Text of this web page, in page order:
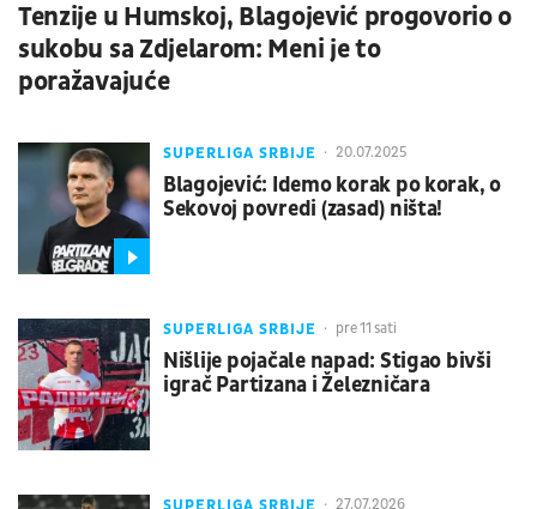
Tenzije u Humskoj, Blagojević progovorio o
sukobu sa Zdjelarom: Meni je to
poražavajuće
SUPERLIGA SRBIJE 20.07.2025
Blagojević: Idemo korak po korak, o
Sekovoj povredi (zasad) ništa!
SUPERLIGA SRBIJE pre 11 sati
Nišlije pojačale napad: Stigao bivši
igrač Partizana i Železničara
SUPERLIGA SRBIJE 27.07.2026